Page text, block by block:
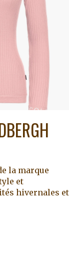
la marque
et
hivernales et